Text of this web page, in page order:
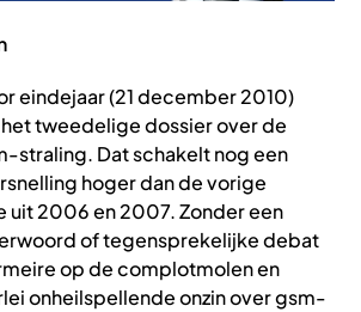
eindejaar (21 december 2010)
tweedelige dossier over de
straling. Dat schakelt nog een
hoger dan de vorige
uit 2006 en 2007. Zonder een
of tegensprekelijke debat
op de complotmolen en
onheilspellende onzin over gsm-